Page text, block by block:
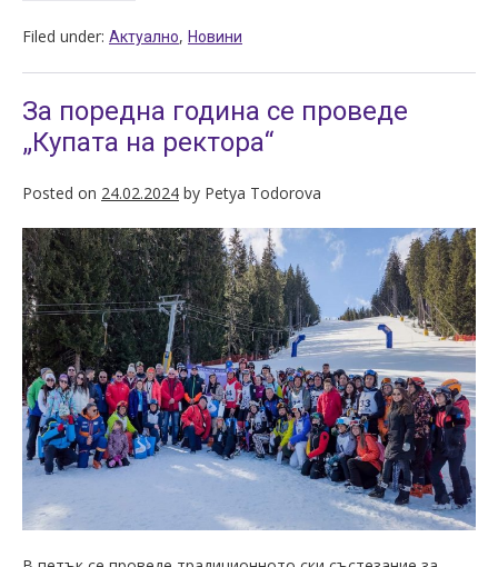
Filed under: Актуално, Новини
За поредна година се проведе
„Купата на ректора“
Posted on 24.02.2024 by Petya Todorova